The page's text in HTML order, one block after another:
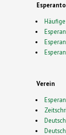
Esperanto
Verein